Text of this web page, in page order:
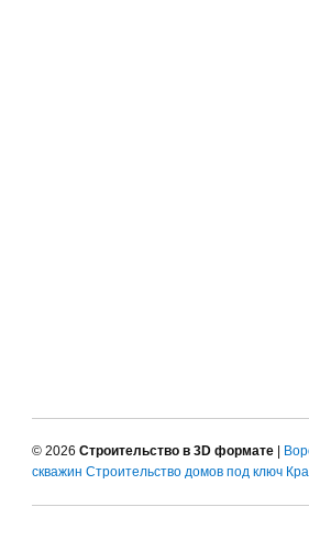
© 2026 Строительство в 3D формате |
скважин Строительство домов под ключ